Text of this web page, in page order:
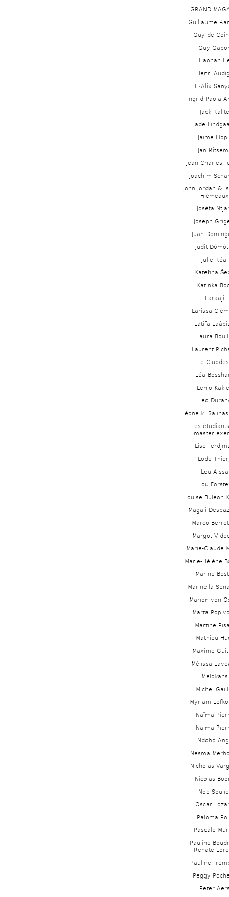
GRAND
Guillaume
Guy de
Guy
Haonan
Henri
H·Alix
Ingrid Paola
Jack Ralite
Jade
Jaime
Jan
Jean-Charles
Joachim
John Jordan &
Frémeaux
Josèfa
Joseph
Juan
Judit
Julie Réal
Kateřina
Katinka
Laraaji
Larissa
Latifa
Laura
Laurent
Le
Léa
Lenio
Léo
léone k.
Les
master
Lise
Lode
Lou Aïssa
Lou
Louise Buléon
Magali
Marco
Margot
Marie-Claude
Marie-Hélène
Marine
Marinella
Marion von
Marta
Martine
Mathieu
Maxime
Mélissa
Mélokans
Michel
Myriam
Naïma
Naïma
Ndoho
Nesma
Nicholas
Nicolas
Noé
Oscar
Paloma
Pascale
Pauline
Renate
Pauline
Peggy
Peter